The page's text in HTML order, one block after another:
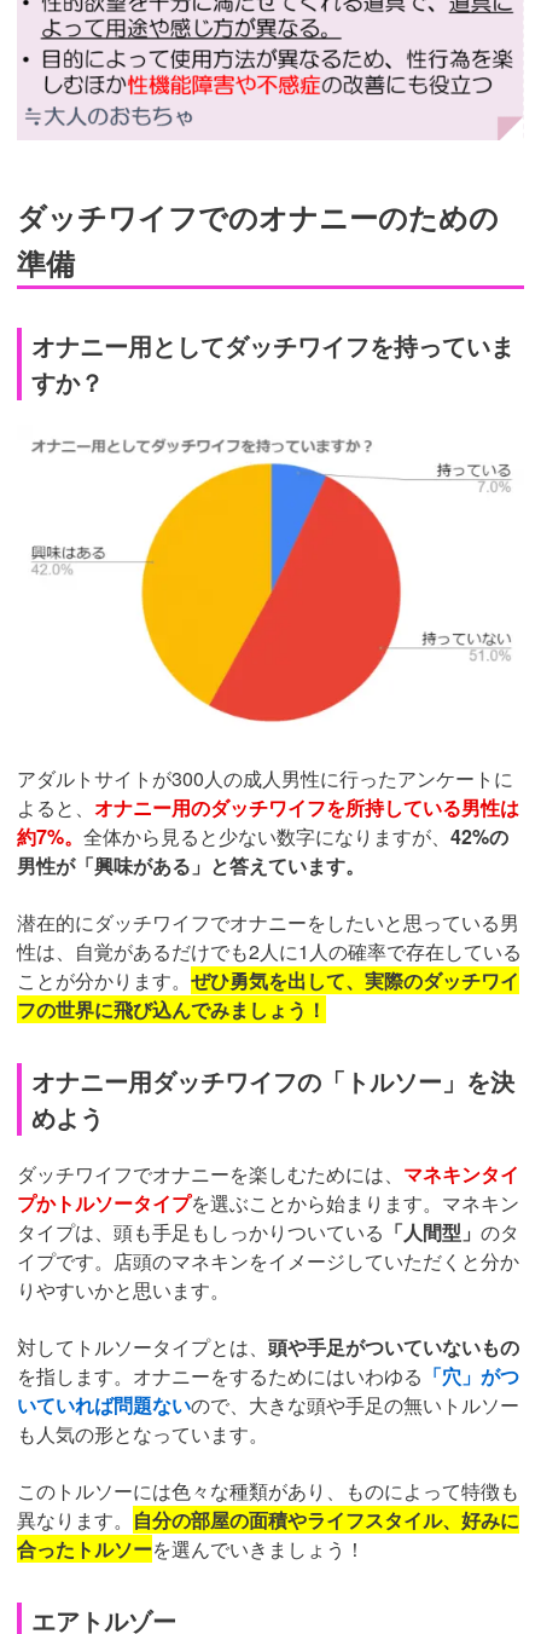
ダッチワイフでのオナニーのための
準備
オナニー用としてダッチワイフを持っていま
すか？
アダルトサイトが300人の成人男性に行ったアンケートに
よると、 オナニー用のダッチワイフを所持している男性は
約7%。 全体から見ると少ない数字になりますが、 42%の
男性が「興味がある」と答えています。
潜在的にダッチワイフでオナニーをしたいと思っている男
性は、自覚があるだけでも2人に1人の確率で存在している
ことが分かります。 ぜひ勇気を出して、実際のダッチワイ
フの世界に飛び込んでみましょう！
オナニー用ダッチワイフの「トルソー」を決
めよう
ダッチワイフでオナニーを楽しむためには、 マネキンタイ
プかトルソータイプを選ぶことから始まります。マネキン
タイプは、頭も手足もしっかりついている 「人間型」 のタ
イプです。店頭のマネキンをイメージしていただくと分か
りやすいかと思います。
対してトルソータイプとは、 頭や手足がついていないもの
を指します。オナニーをするためにはいわゆる 「穴」がつ
いていれば問題ないので、大きな頭や手足の無いトルソー
も人気の形となっています。
このトルソーには色々な種類があり、ものによって特徴も
異なります。 自分の部屋の面積やライフスタイル、好みに
合ったトルソーを選んでいきましょう！
エアトルゾー